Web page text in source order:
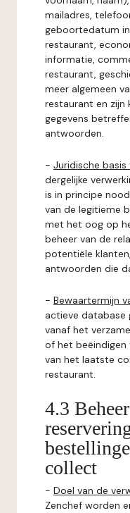
mailadres,
geboortedatum
restaurant,
informatie,
restaurant,
meer algemeen
restaurant en
gegevens
antwoorden.
- Juridische basis
dergelijke
is in principe
van de legitieme
met het oog op
beheer van de
potentiële
antwoorden die
- Bewaartermijn
actieve database
vanaf het
of het beëindigen
van het laatste
restaurant.
4.3
collect
- Doel van de
Zenchef worden